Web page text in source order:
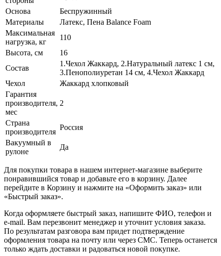
Основа
Беспружинный
Материалы
Латекс, Пена Balance Foam
Максимальная
нагрузка, кг
110
Высота, см
16
Состав
1.Чехол Жаккард, 2.Натуральный латекс 1 см,
3.Пенополиуретан 14 см, 4.Чехол Жаккард
Чехол
Жаккард хлопковый
Гарантия
производителя,
мес
2
Страна
производителя
Россия
Вакуумный в
рулоне
Да
Для покупки товара в нашем интернет-магазине выберите
понравившийся товар и добавьте его в корзину. Далее
перейдите в Корзину и нажмите на «Оформить заказ» или
«Быстрый заказ».
Когда оформляете быстрый заказ, напишите ФИО, телефон и
e-mail. Вам перезвонит менеджер и уточнит условия заказа.
По результатам разговора вам придет подтверждение
оформления товара на почту или через СМС. Теперь останется
только ждать доставки и радоваться новой покупке.